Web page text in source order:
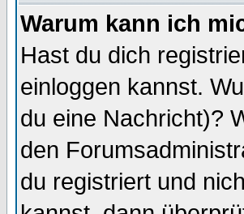
Warum kann ich
Hast du dich
einloggen kannst.
du eine Nachricht)?
den
du registriert und